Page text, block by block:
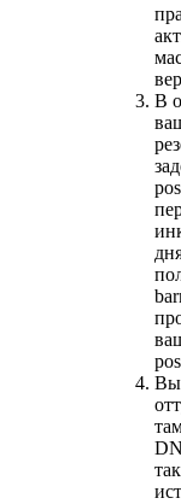
В
Вы